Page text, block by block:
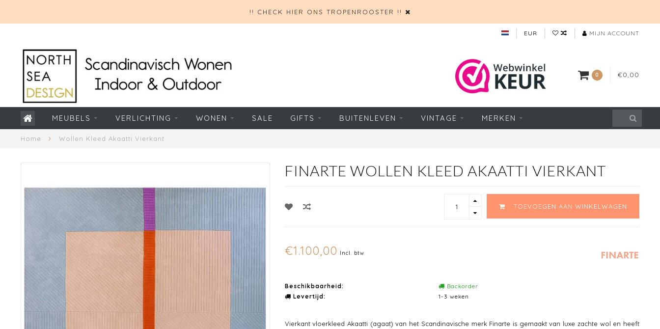
!! CHECK HIER ONS TROPENROOSTER !!
EUR MIJN ACCOUNT
0 €0,00
MEUBELS VERLICHTING WONEN SALE GIFTS BUITENLEVEN VINTAGE MERKEN
Home Wollen Kleed Akaatti Vierkant
FINARTE WOLLEN KLEED AKAATTI VIERKANT
TOEVOEGEN AAN WINKELWAGEN
€1.100,00 Incl. btw
Beschikbaarheid:
Backorder
Levertijd:
1-3 weken
Vierkant vloerkleed Akaatti (agaat) van het Scandinavische merk Finarte is gemaakt van luxe zachte wol en heeft